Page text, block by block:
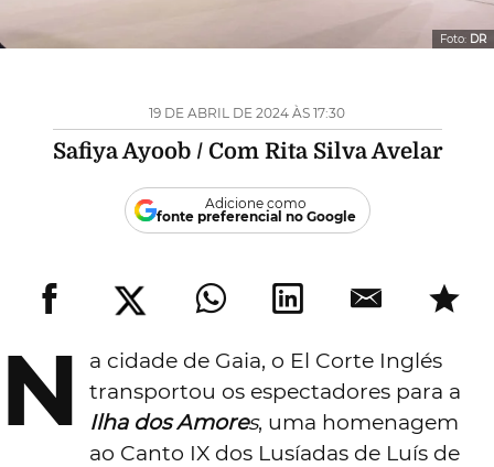
Foto: DR
19 DE ABRIL DE 2024 ÀS 17:30
Safiya Ayoob / Com Rita Silva Avelar
Adicione como
fonte preferencial no Google
N
a cidade de Gaia, o El Corte Inglés
transportou os espectadores para a
Ilha dos Amores, uma homenagem
ao Canto IX dos Lusíadas de Luís de